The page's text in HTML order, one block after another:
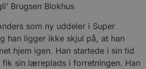
Brugsen Blokhus
som ny uddeler i Super
han ligger ikke skjul på, at han
hjem igen. Han startede i sin tid
sin læreplads i forretningen. Han